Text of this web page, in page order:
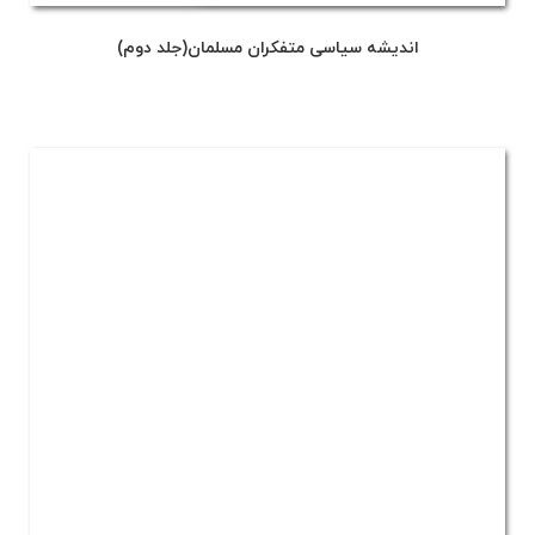
اندیشه سیاسی متفکران مسلمان(جلد دوم)